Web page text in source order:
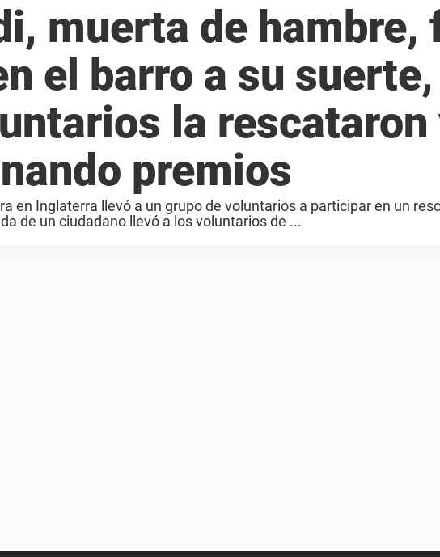
muerta de hambre,
el barro a su suerte,
la rescataron
premios
en Inglaterra llevó a un grupo de voluntarios a participar en un
de un ciudadano llevó a los voluntarios de ...